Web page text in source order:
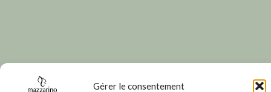
Gérer le consentement